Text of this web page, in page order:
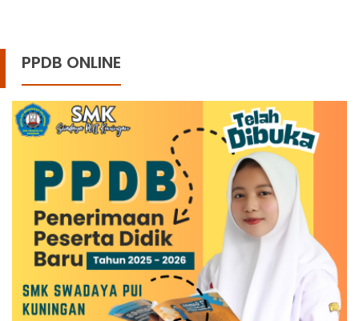
PPDB ONLINE